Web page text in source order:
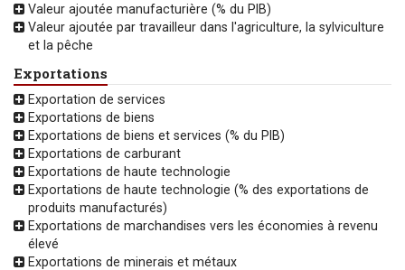
Valeur ajoutée manufacturière (% du PIB)
Valeur ajoutée par travailleur dans l'agriculture, la sylviculture
et la pêche
Exportations
Exportation de services
Exportations de biens
Exportations de biens et services (% du PIB)
Exportations de carburant
Exportations de haute technologie
Exportations de haute technologie (% des exportations de
produits manufacturés)
Exportations de marchandises vers les économies à revenu
élevé
Exportations de minerais et métaux